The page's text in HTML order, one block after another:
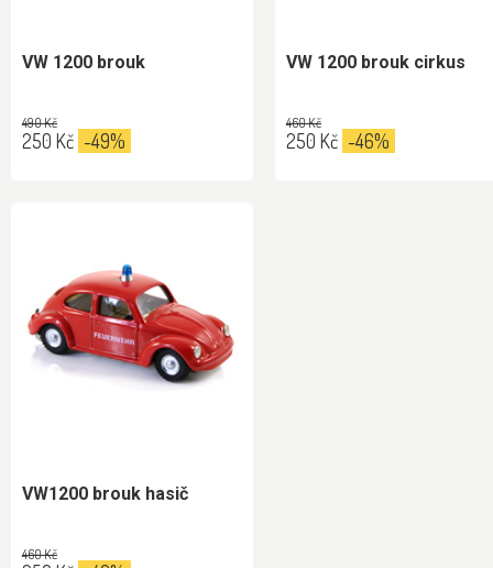
VW 1200 brouk
490 Kč
250 Kč -49%
VW 1200 brouk cirkus
460 Kč
250 Kč -46%
VW1200 brouk hasič
460 Kč